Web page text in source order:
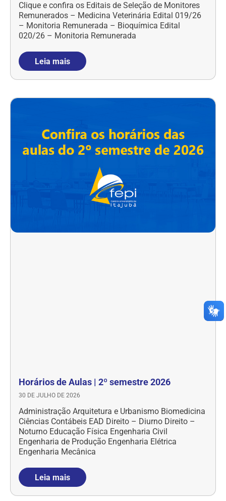
Clique e confira os Editais de Seleção de Monitores
Remunerados – Medicina Veterinária Edital 019/26
– Monitoria Remunerada – Bioquímica Edital
020/26 – Monitoria Remunerada
Leia mais
Horários de Aulas | 2º semestre 2026
30 DE JULHO DE 2026
Administração Arquitetura e Urbanismo Biomedicina
Ciências Contábeis EAD Direito – Diurno Direito –
Noturno Educação Física Engenharia Civil
Engenharia de Produção Engenharia Elétrica
Engenharia Mecânica
Leia mais